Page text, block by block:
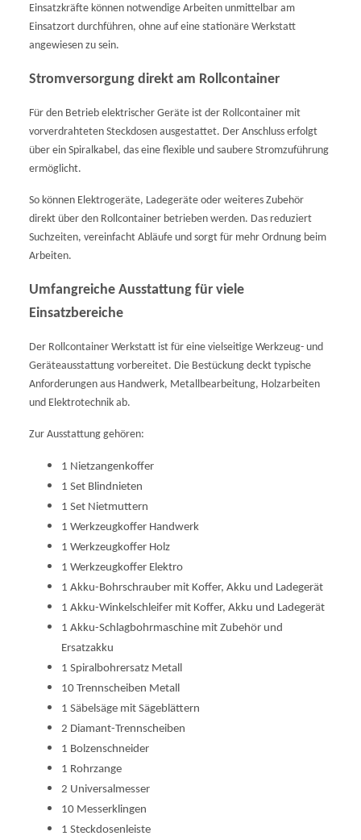
Einsatzkräfte können notwendige Arbeiten unmittelbar am
Einsatzort durchführen, ohne auf eine stationäre Werkstatt
angewiesen zu sein.
Stromversorgung direkt am Rollcontainer
Für den Betrieb elektrischer Geräte ist der Rollcontainer mit
vorverdrahteten Steckdosen ausgestattet. Der Anschluss erfolgt
über ein Spiralkabel, das eine flexible und saubere Stromzuführung
ermöglicht.
So können Elektrogeräte, Ladegeräte oder weiteres Zubehör
direkt über den Rollcontainer betrieben werden. Das reduziert
Suchzeiten, vereinfacht Abläufe und sorgt für mehr Ordnung beim
Arbeiten.
Umfangreiche Ausstattung für viele
Einsatzbereiche
Der Rollcontainer Werkstatt ist für eine vielseitige Werkzeug- und
Geräteausstattung vorbereitet. Die Bestückung deckt typische
Anforderungen aus Handwerk, Metallbearbeitung, Holzarbeiten
und Elektrotechnik ab.
Zur Ausstattung gehören:
1 Nietzangenkoffer
1 Set Blindnieten
1 Set Nietmuttern
1 Werkzeugkoffer Handwerk
1 Werkzeugkoffer Holz
1 Werkzeugkoffer Elektro
1 Akku-Bohrschrauber mit Koffer, Akku und Ladegerät
1 Akku-Winkelschleifer mit Koffer, Akku und Ladegerät
1 Akku-Schlagbohrmaschine mit Zubehör und
Ersatzakku
1 Spiralbohrersatz Metall
10 Trennscheiben Metall
1 Säbelsäge mit Sägeblättern
2 Diamant-Trennscheiben
1 Bolzenschneider
1 Rohrzange
2 Universalmesser
10 Messerklingen
1 Steckdosenleiste